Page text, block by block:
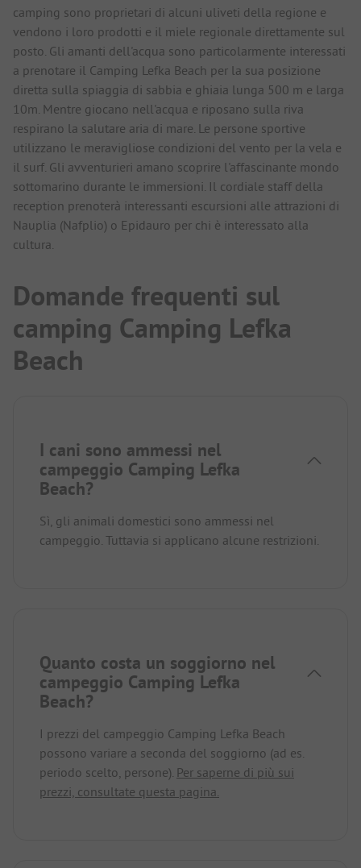
camping sono proprietari di alcuni uliveti della regione e
vendono i loro prodotti e il miele regionale direttamente sul
posto. Gli amanti dell'acqua sono particolarmente interessati
a prenotare il Camping Lefka Beach per la sua posizione
diretta sulla spiaggia di sabbia e ghiaia lunga 500 m e larga
10m. Mentre giocano nell'acqua e riposano sulla riva
respirano la salutare aria di mare. Le persone sportive
utilizzano le meravigliose condizioni del vento per la vela e
il surf. Gli avventurieri amano scoprire l'affascinante mondo
sottomarino durante le immersioni. Il cordiale staff della
reception prenoterà interessanti escursioni alle attrazioni di
Nauplia (Nafplio) o Epidauro per chi è interessato alla
cultura.
Domande frequenti sul
camping Camping Lefka
Beach
I cani sono ammessi nel
campeggio Camping Lefka
Beach?
Sì, gli animali domestici sono ammessi nel
campeggio. Tuttavia si applicano alcune restrizioni.
Quanto costa un soggiorno nel
campeggio Camping Lefka
Beach?
I prezzi del campeggio Camping Lefka Beach
possono variare a seconda del soggiorno (ad es.
periodo scelto, persone). Per saperne di più sui
prezzi, consultate questa pagina.